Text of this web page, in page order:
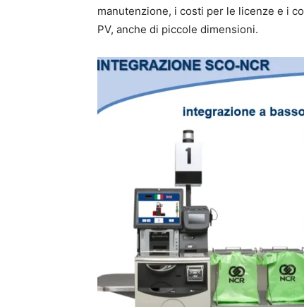
manutenzione, i costi per le licenze e i
PV, anche di piccole dimensioni.